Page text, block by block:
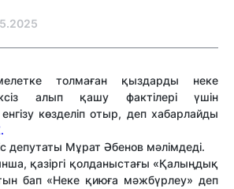
толмаған қыздарды неке
алып қашу фактілері үшін
көзделіп отыр, деп хабарлайды
депутаты Мұрат Әбенов мәлімдеді.
қазіргі қолданыстағы «Қалыңдық
бап «Неке қиюға мәжбүрлеу» деп